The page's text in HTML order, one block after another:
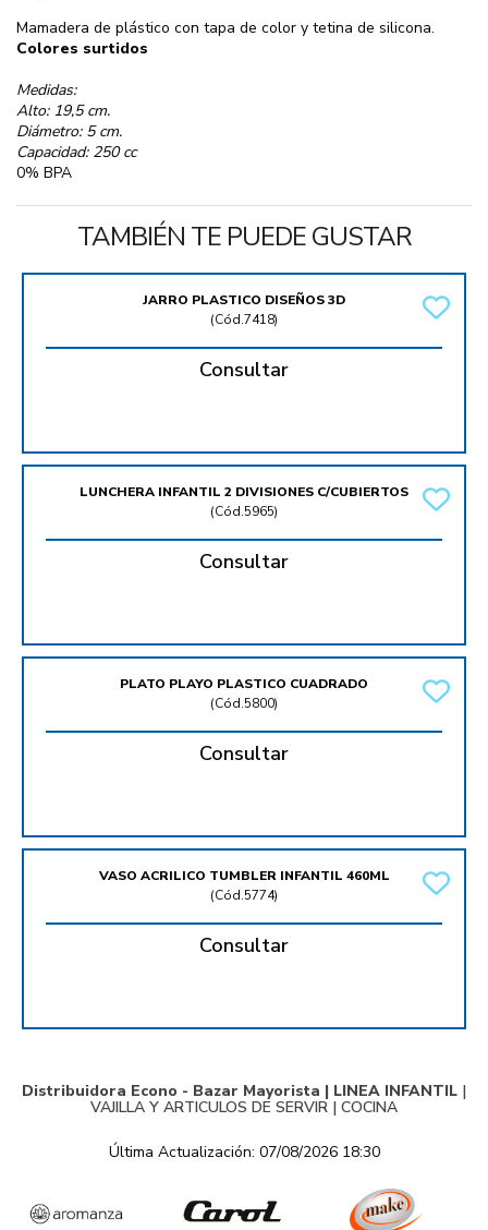
Mamadera de plástico con tapa de color y tetina de silicona.
Colores surtidos
Medidas:
Alto: 19,5 cm.
Diámetro: 5 cm.
Capacidad: 250 cc
0% BPA
TAMBIÉN TE PUEDE GUSTAR
JARRO PLASTICO DISEÑOS 3D
(Cód.7418)
Consultar
LUNCHERA INFANTIL 2 DIVISIONES C/CUBIERTOS
(Cód.5965)
Consultar
PLATO PLAYO PLASTICO CUADRADO
(Cód.5800)
Consultar
VASO ACRILICO TUMBLER INFANTIL 460ML
(Cód.5774)
Consultar
Distribuidora Econo - Bazar Mayorista | LINEA INFANTIL |
VAJILLA Y ARTICULOS DE SERVIR | COCINA
Última Actualización: 07/08/2026 18:30